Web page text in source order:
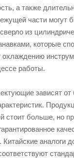
а также
части могут
из
которые
работы.
зависят от
стоит больше, но
Китайские аналоги